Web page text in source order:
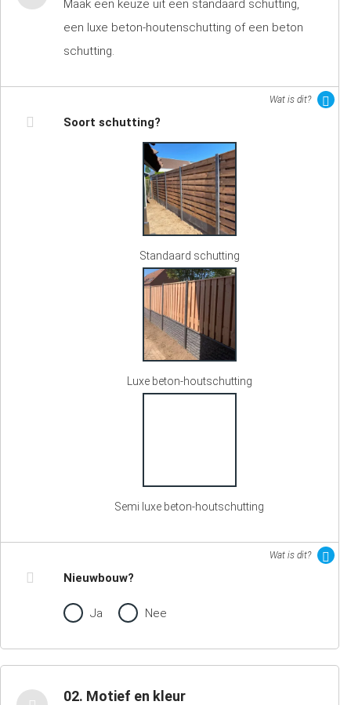
Maak een keuze uit een standaard schutting,
een luxe beton-houtenschutting of een beton
schutting.
Wat is dit?
Soort schutting?
Standaard schutting
Luxe beton-houtschutting
Semi luxe beton-houtschutting
Wat is dit?
Nieuwbouw?
Ja Nee
02. Motief en kleur